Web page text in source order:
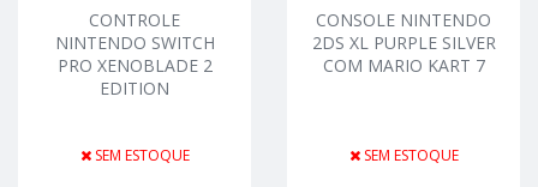
CONTROLE
NINTENDO SWITCH
PRO XENOBLADE 2
EDITION
SEM ESTOQUE
CONSOLE NINTENDO
2DS XL PURPLE SILVER
COM MARIO KART 7
SEM ESTOQUE